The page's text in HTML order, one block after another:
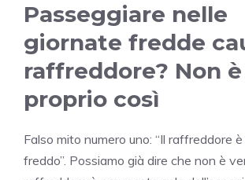
Passeggiare nelle
giornate fredde
raffreddore? Non è
proprio così
Falso mito numero uno: “Il raffreddore
freddo”. Possiamo già dire che non è